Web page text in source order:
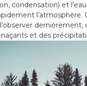
condensation) et
l’atmosphère.
dernièrement,
et des